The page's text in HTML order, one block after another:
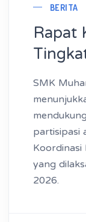
BERITA
Rapat
SMK
partisipasi
Koordinasi
yang
2026.